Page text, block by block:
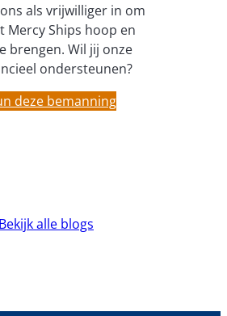
als vrijwilliger in om
Mercy Ships hoop en
brengen. Wil jij onze
ondersteunen?
deze bemanning
Bekijk alle blogs